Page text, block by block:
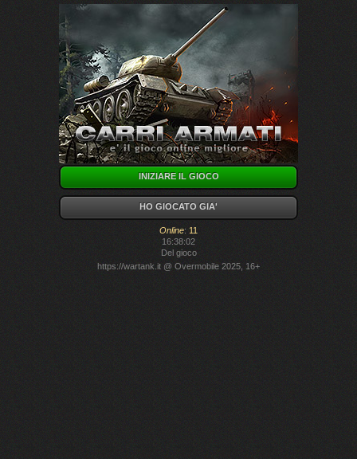
INIZIARE IL GIOCO
HO GIOCATO GIA'
Online: 11
16:38:02
Del gioco
https://wartank.it @ Overmobile 2025, 16+